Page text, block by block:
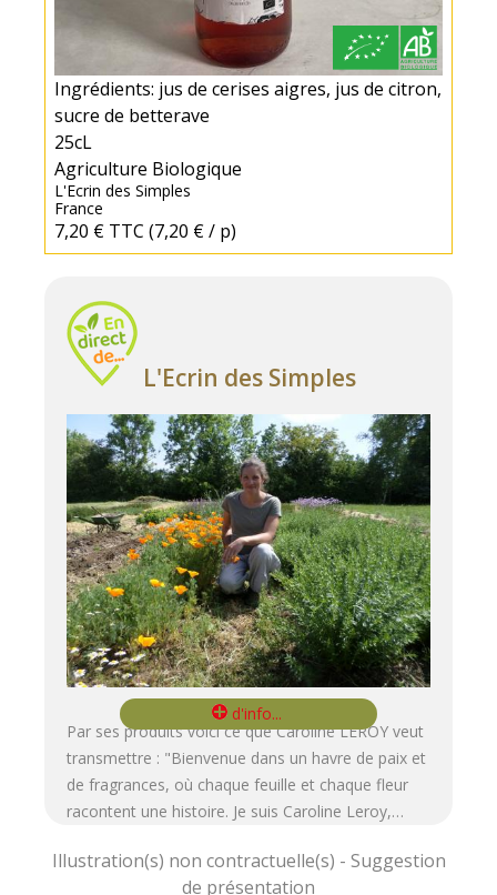
Ingrédients: jus de cerises aigres, jus de citron,
sucre de betterave
25cL
Agriculture Biologique
L'Ecrin des Simples
France
7,20 € TTC (7,20 € / p)
L'Ecrin des Simples
Par ses produits voici ce que Caroline LEROY veut
transmettre : "Bienvenue dans un havre de paix et
de fragrances, où chaque feuille et chaque fleur
racontent une histoire. Je suis Caroline Leroy,…